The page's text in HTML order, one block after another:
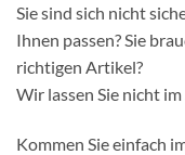
Sie sind sich nicht
Ihnen passen? Sie
richtigen Artikel?
Wir lassen Sie nicht
Kommen Sie einfach